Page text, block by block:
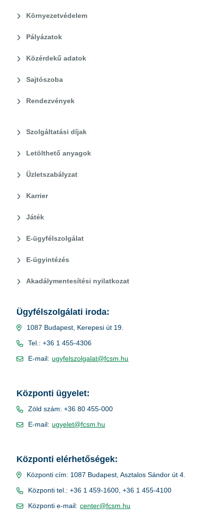
Környezetvédelem
Pályázatok
Közérdekű adatok
Sajtószoba
Rendezvények
Szolgáltatási díjak
Letölthető anyagok
Üzletszabályzat
Karrier
Játék
E-ügyfélszolgálat
E-ügyintézés
Akadálymentesítési nyilatkozat
Ügyfélszolgálati iroda:
1087 Budapest, Kerepesi út 19.
Tel.: +36 1 455-4306
E-mail: ugyfelszolgalat@fcsm.hu
Központi ügyelet:
Zöld szám: +36 80 455-000
E-mail: ugyelet@fcsm.hu
Központi elérhetőségek:
Központi cím: 1087 Budapest, Asztalos Sándor út 4.
Központi tel.: +36 1 459-1600, +36 1 455-4100
Központi e-mail: center@fcsm.hu